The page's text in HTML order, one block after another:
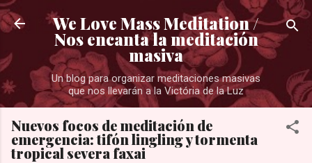
Ir al contenido principal
We Love Mass Meditation /
Nos encanta la meditación
masiva
Un blog para organizar meditaciones masivas
que nos llevarán a la Victória de la Luz
Nuevos focos de meditación de
emergencia: tifón lingling y tormenta
tropical severa faxai